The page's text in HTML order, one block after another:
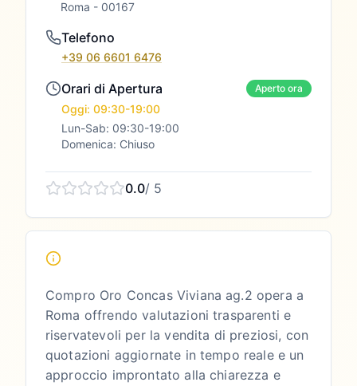
Roma - 00167
Telefono
+39 06 6601 6476
Orari di Apertura Aperto ora
Oggi: 09:30-19:00
Lun-Sab: 09:30-19:00
Domenica: Chiuso
0.0/ 5
Compro Oro Concas Viviana ag.2 opera a
Roma offrendo valutazioni trasparenti e
riservatevoli per la vendita di preziosi, con
quotazioni aggiornate in tempo reale e un
approccio improntato alla chiarezza e